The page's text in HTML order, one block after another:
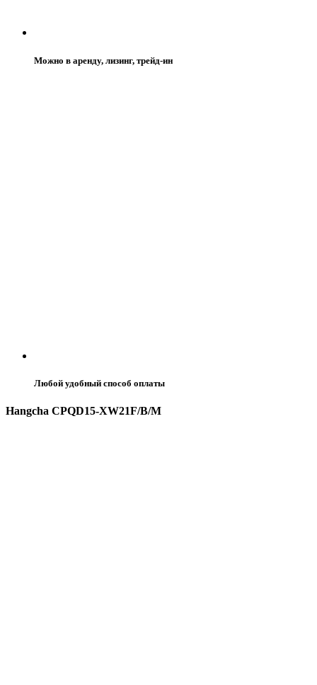
Можно в аренду, лизинг, трейд-ин
Любой удобный способ оплаты
Hangcha CPQD15-XW21F/B/M